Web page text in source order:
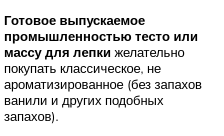
Готовое выпускаемое
промышленностью тесто или
массу для лепки желательно
покупать классическое, не
ароматизированное (без запахов
ванили и других подобных
запахов).